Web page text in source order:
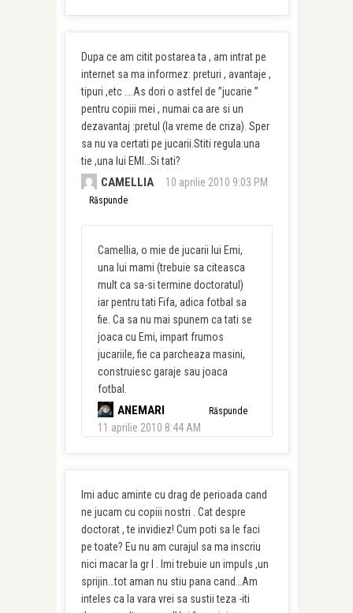
Dupa ce am citit postarea ta , am intrat pe
internet sa ma informez: preturi , avantaje ,
tipuri ,etc ….As dori o astfel de ”jucarie ”
pentru copiii mei , numai ca are si un
dezavantaj :pretul (la vreme de criza). Sper
sa nu va certati pe jucarii.Stiti regula:una
tie ,una lui EMI…Si tati?
CAMELLIA 10 aprilie 2010 9:03 PM
Răspunde
Camellia, o mie de jucarii lui Emi,
una lui mami (trebuie sa citeasca
mult ca sa-si termine doctoratul)
iar pentru tati Fifa, adica fotbal sa
fie. Ca sa nu mai spunem ca tati se
joaca cu Emi, impart frumos
jucariile, fie ca parcheaza masini,
construiesc garaje sau joaca
fotbal.
ANEMARI
11 aprilie 2010 8:44 AM
Răspunde
Imi aduc aminte cu drag de perioada cand
ne jucam cu copiii nostri . Cat despre
doctorat , te invidiez! Cum poti sa le faci
pe toate? Eu nu am curajul sa ma inscriu
nici macar la gr l . Imi trebuie un impuls ,un
sprijin…tot aman nu stiu pana cand…Am
inteles ca la vara vrei sa sustii teza -iti